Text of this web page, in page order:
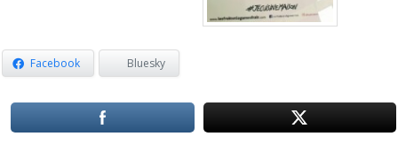
Facebook Bluesky